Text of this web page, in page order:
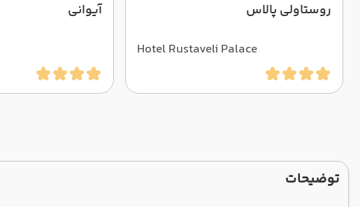
روستاولی پالاس
Hotel Rustaveli Palace
آیوانی
توضیحات